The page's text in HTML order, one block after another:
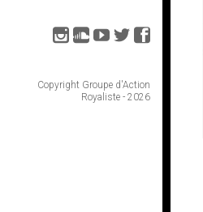
Copyright Groupe d'Action
Royaliste - 2026